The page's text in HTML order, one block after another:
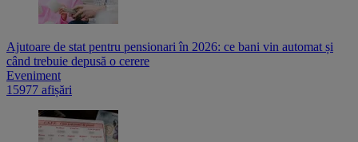
Ajutoare de stat pentru pensionari în 2026: ce bani vin automat și
când trebuie depusă o cerere
Eveniment
15977 afișări